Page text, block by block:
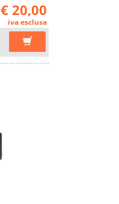
€ 20,00
iva esclusa